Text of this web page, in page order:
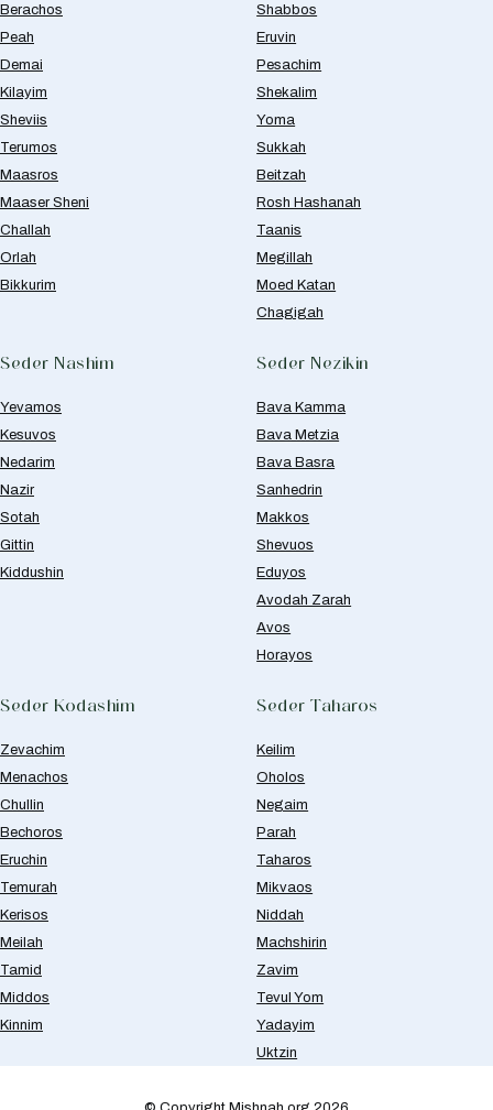
Berachos
Peah
Demai
Kilayim
Sheviis
Terumos
Maasros
Maaser Sheni
Challah
Orlah
Bikkurim
Shabbos
Eruvin
Pesachim
Shekalim
Yoma
Sukkah
Beitzah
Rosh Hashanah
Taanis
Megillah
Moed Katan
Chagigah
Seder Nashim
Yevamos
Kesuvos
Nedarim
Nazir
Sotah
Gittin
Kiddushin
Seder Nezikin
Bava Kamma
Bava Metzia
Bava Basra
Sanhedrin
Makkos
Shevuos
Eduyos
Avodah Zarah
Avos
Horayos
Seder Kodashim
Zevachim
Menachos
Chullin
Bechoros
Eruchin
Temurah
Kerisos
Meilah
Tamid
Middos
Kinnim
Seder Taharos
Keilim
Oholos
Negaim
Parah
Taharos
Mikvaos
Niddah
Machshirin
Zavim
Tevul Yom
Yadayim
Uktzin